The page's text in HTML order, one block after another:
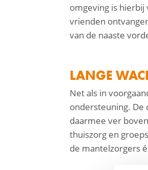
omgeving is
vrienden
van de naaste
LANGE
Net als in
ondersteuning. De
daarmee ver
thuiszorg en
de mantelzorgers